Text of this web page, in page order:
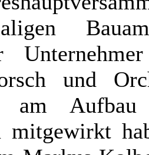
und
am
mitgewirkt